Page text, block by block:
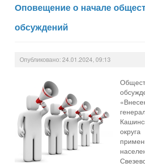
Оповещение о начале
обсуждений
Опубликовано: 24.01.2024, 09:13